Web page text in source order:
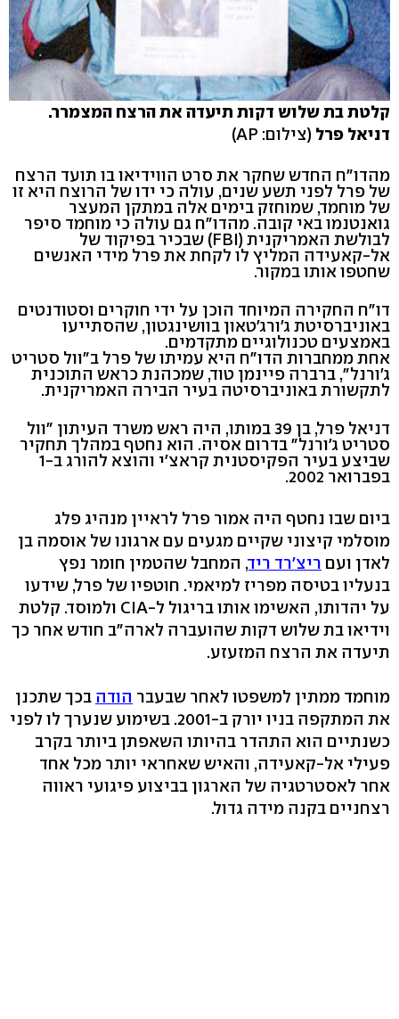
קלטת בת שלוש דקות תיעדה את הרצח המצמרר.
דניאל פרל (צילום: AP)
מהדו"ח החדש שחקר את סרט הווידיאו בו תועד הרצח
של פרל לפני תשע שנים, עולה כי ידו של הרוצח היא זו
של מוחמד, שמוחזק בימים אלה במתקן המעצר
גואנטנמו באי קובה. מהדו"ח גם עולה כי מוחמד סיפר
לבולשת האמריקנית (FBI) שבכיר בפיקוד של
אל-קאעידה המליץ לו לקחת את פרל מידי האנשים
שחטפו אותו במקור.
דו"ח החקירה המיוחד הוכן על ידי חוקרים וסטודנטים
באוניברסיטת ג'ורג'טאון בוושינגטון, שהסתייעו
באמצעים טכנולוגיים מתקדמים.
אחת ממחברות הדו"ח היא עמיתו של פרל ב"וול סטריט
ג'ורנל", ברברה פיינמן טוד, שמכהנת כראש התוכנית
לתקשורת באוניברסיטה בעיר הבירה האמריקנית.
דניאל פרל, בן 39 במותו, היה ראש משרד העיתון "וול
סטריט ג'ורנל" בדרום אסיה. הוא נחטף במהלך תחקיר
שביצע בעיר הפקיסטנית קראצ'י והוצא להורג ב-1
בפברואר 2002.
ביום שבו נחטף היה אמור פרל לראיין מנהיג פלג
מוסלמי קיצוני שקיים מגעים עם ארגונו של אוסמה בן
לאדן ועם ריצ'רד ריד, המחבל שהטמין חומר נפץ
בנעליו בטיסה מפריז למיאמי. חוטפיו של פרל, שידעו
על יהדותו, האשימו אותו בריגול ל-CIA ולמוסד. קלטת
וידיאו בת שלוש דקות שהועברה לארה"ב חודש אחר כך
תיעדה את הרצח המזעזע.
מוחמד ממתין למשפטו לאחר שבעבר הודה בכך שתכנן
את המתקפה בניו יורק ב-2001. בשימוע שנערך לו לפני
כשנתיים הוא התהדר בהיותו השאפתן ביותר בקרב
פעילי אל-קאעידה, והאיש שאחראי יותר מכל אחד
אחר לאסטרטגיה של הארגון בביצוע פיגועי ראווה
רצחניים בקנה מידה גדול.